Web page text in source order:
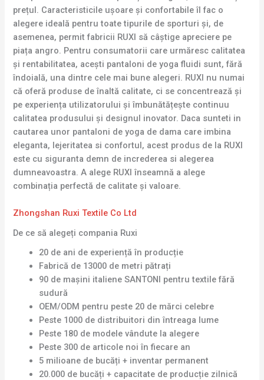
prețul. Caracteristicile ușoare și confortabile îl fac o
alegere ideală pentru toate tipurile de sporturi și, de
asemenea, permit fabricii RUXI să câștige apreciere pe
piața angro. Pentru consumatorii care urmăresc calitatea
și rentabilitatea, acești pantaloni de yoga fluidi sunt, fără
îndoială, una dintre cele mai bune alegeri. RUXI nu numai
că oferă produse de înaltă calitate, ci se concentrează și
pe experiența utilizatorului și îmbunătățește continuu
calitatea produsului și designul inovator. Daca sunteti in
cautarea unor pantaloni de yoga de dama care imbina
eleganta, lejeritatea si confortul, acest produs de la RUXI
este cu siguranta demn de increderea si alegerea
dumneavoastra. A alege RUXI înseamnă a alege
combinația perfectă de calitate și valoare.
Zhongshan Ruxi Textile Co Ltd
De ce să alegeți compania Ruxi
20 de ani de experiență în producție
Fabrică de 13000 de metri pătrați
90 de mașini italiene SANTONI pentru textile fără
sudură
OEM/ODM pentru peste 20 de mărci celebre
Peste 1000 de distribuitori din întreaga lume
Peste 180 de modele vândute la alegere
Peste 300 de articole noi în fiecare an
5 milioane de bucăți + inventar permanent
20.000 de bucăți + capacitate de producție zilnică